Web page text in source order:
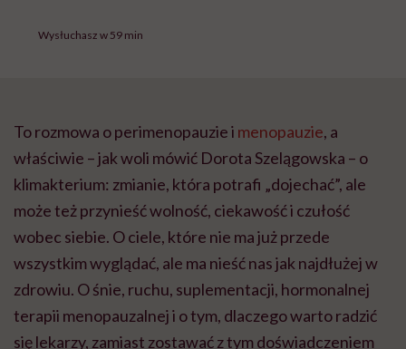
Wysłuchasz w 59 min
To rozmowa o perimenopauzie i menopauzie, a
właściwie – jak woli mówić Dorota Szelągowska – o
klimakterium: zmianie, która potrafi „dojechać”, ale
może też przynieść wolność, ciekawość i czułość
wobec siebie. O ciele, które nie ma już przede
wszystkim wyglądać, ale ma nieść nas jak najdłużej w
zdrowiu. O śnie, ruchu, suplementacji, hormonalnej
terapii menopauzalnej i o tym, dlaczego warto radzić
się lekarzy, zamiast zostawać z tym doświadczeniem